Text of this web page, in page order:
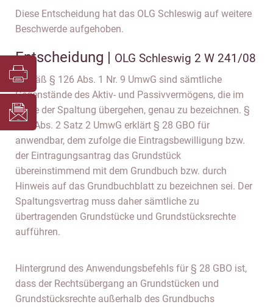
Diese Entscheidung hat das OLG Schleswig auf weitere
Beschwerde aufgehoben.
Entscheidung | OLG Schleswig 2 W 241/08
Gemäß § 126 Abs. 1 Nr. 9 UmwG sind sämtliche
Gegenstände des Aktiv- und Passivvermögens, die im
Wege der Spaltung übergehen, genau zu bezeichnen. §
126 Abs. 2 Satz 2 UmwG erklärt § 28 GBO für
anwendbar, dem zufolge die Eintragsbewilligung bzw.
der Eintragungsantrag das Grundstück
übereinstimmend mit dem Grundbuch bzw. durch
Hinweis auf das Grundbuchblatt zu bezeichnen sei. Der
Spaltungsvertrag muss daher sämtliche zu
übertragenden Grundstücke und Grundstücksrechte
aufführen.
Hintergrund des Anwendungsbefehls für § 28 GBO ist,
dass der Rechtsübergang an Grundstücken und
Grundstücksrechte außerhalb des Grundbuchs